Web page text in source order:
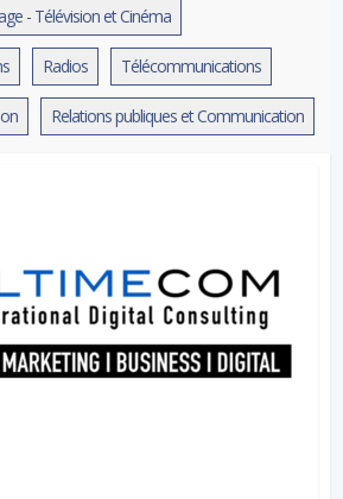
- Télévision et Cinéma
Radios Télécommunications
Relations publiques et Communication